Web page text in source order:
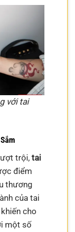
với tai
trội,tai
điểm
thương
của tai
cho
một số